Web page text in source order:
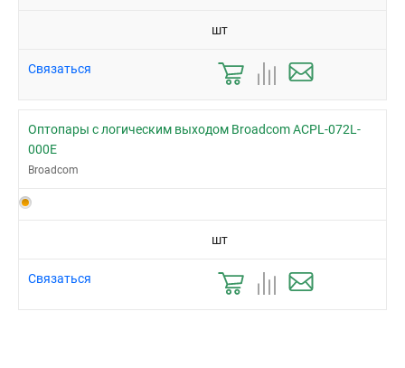
шт
Связаться
Оптопары с логическим выходом Broadcom ACPL-072L-
000E
Broadcom
шт
Связаться